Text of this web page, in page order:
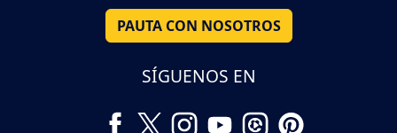
PAUTA CON NOSOTROS
SÍGUENOS EN